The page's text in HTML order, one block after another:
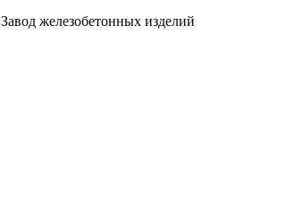
Завод железобетонных изделий